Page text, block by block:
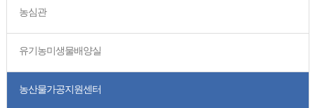
농심관
유기농미생물배양실
농산물가공지원센터